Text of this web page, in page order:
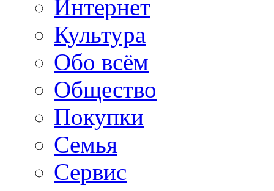
Интернет
Культура
Обо всём
Общество
Покупки
Семья
Сервис